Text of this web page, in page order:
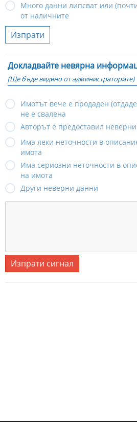
Много данни липсват или
от наличните
Изпрати
Докладвайте невярна
(Ще бъде видяно от администраторите)
Имотът вече е продаден
не е свалена
Авторът е предоставил
Има леки неточности в
имота
Има сериозни неточности в
на имота
Други неверни данни
Изпрати сигнал